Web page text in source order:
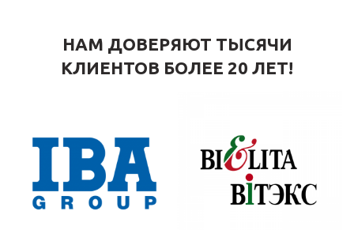
НАМ ДОВЕРЯЮТ ТЫСЯЧИ
КЛИЕНТОВ БОЛЕЕ 20 ЛЕТ!